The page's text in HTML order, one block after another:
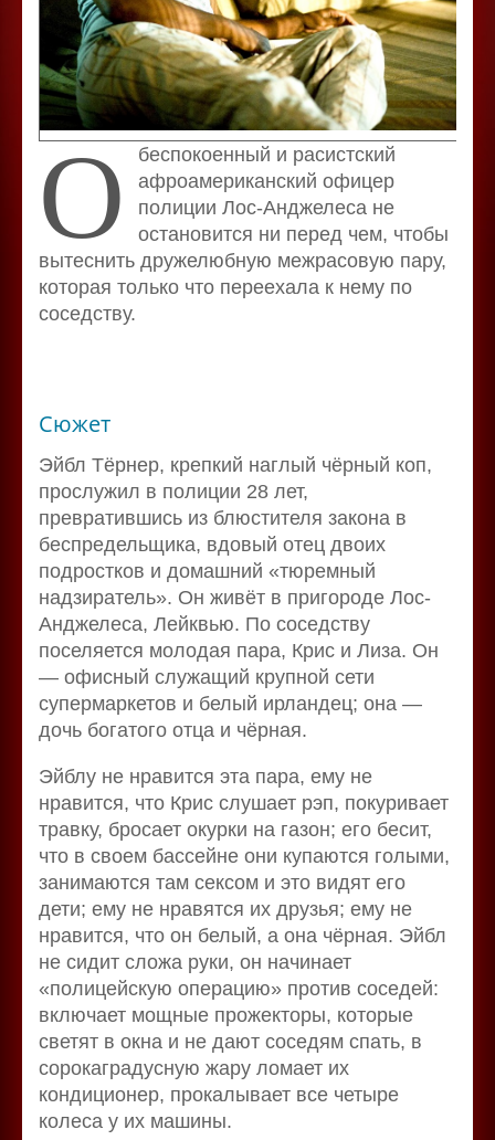
О
беспокоенный и расистский
афроамериканский офицер
полиции Лос-Анджелеса не
остановится ни перед чем, чтобы
вытеснить дружелюбную межрасовую пару,
которая только что переехала к нему по
соседству.
Сюжет
Эйбл Тёрнер, крепкий наглый чёрный коп,
прослужил в полиции 28 лет,
превратившись из блюстителя закона в
беспредельщика, вдовый отец двоих
подростков и домашний «тюремный
надзиратель». Он живёт в пригороде Лос-
Анджелеса, Лейквью. По соседству
поселяется молодая пара, Крис и Лиза. Он
— офисный служащий крупной сети
супермаркетов и белый ирландец; она —
дочь богатого отца и чёрная.
Эйблу не нравится эта пара, ему не
нравится, что Крис слушает рэп, покуривает
травку, бросает окурки на газон; его бесит,
что в своем бассейне они купаются голыми,
занимаются там сексом и это видят его
дети; ему не нравятся их друзья; ему не
нравится, что он белый, а она чёрная. Эйбл
не сидит сложа руки, он начинает
«полицейскую операцию» против соседей:
включает мощные прожекторы, которые
светят в окна и не дают соседям спать, в
сорокаградусную жару ломает их
кондиционер, прокалывает все четыре
колеса у их машины.